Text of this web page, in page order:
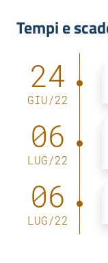
Tempi e
24
GIU/22
06
LUG/22
06
LUG/22